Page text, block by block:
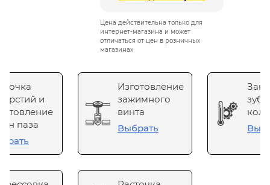
Цена действительна только для
интернет-магазина и может
отличаться от цен в розничных
магазинах
и
паза
Изготовление
зажимного
винта
Выбрать